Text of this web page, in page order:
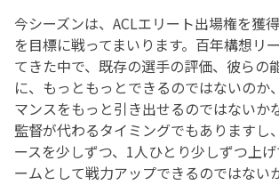
今シーズンは、ACLエリート出場権を獲
を目標に戦ってまいります。百年構想リ
てきた中で、既存の選手の評価、彼らの
に、もっともっとできるのではないのか
マンスをもっと引き出せるのではないか
監督が代わるタイミングでもありますし
ースを少しずつ、1人ひとり少しずつ上
ームとして戦力アップできるのではない